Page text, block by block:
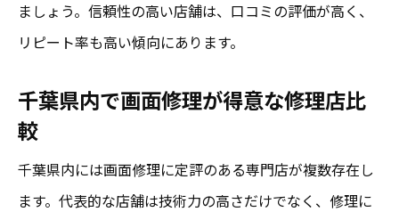
ましょう。信頼性の高い店舗は、口コミの評価が高く、
リピート率も高い傾向にあります。
千葉県内で画面修理が得意な修理店比
較
千葉県内には画面修理に定評のある専門店が複数存在し
ます。代表的な店舗は技術力の高さだけでなく、修理に